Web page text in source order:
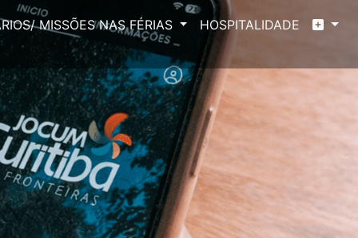
MISSÕES NAS FÉRIAS HOSPITALIDADE